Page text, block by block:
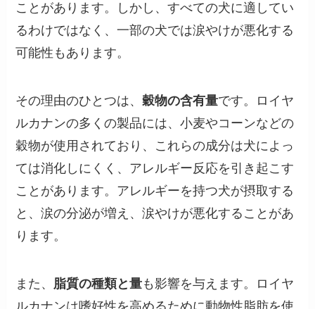
ことがあります。しかし、すべての犬に適してい
るわけではなく、一部の犬では涙やけが悪化する
可能性もあります。
その理由のひとつは、穀物の含有量です。ロイヤ
ルカナンの多くの製品には、小麦やコーンなどの
穀物が使用されており、これらの成分は犬によっ
ては消化しにくく、アレルギー反応を引き起こす
ことがあります。アレルギーを持つ犬が摂取する
と、涙の分泌が増え、涙やけが悪化することがあ
ります。
また、 脂質の種類と量も影響を与えます。ロイヤ
ルカナンは嗜好性を高めるために動物性脂肪を使